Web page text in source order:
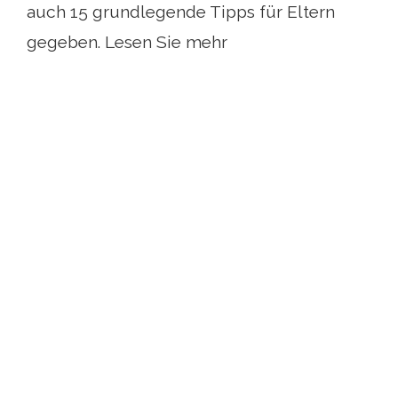
auch 15 grundlegende Tipps für Eltern
gegeben. Lesen Sie mehr